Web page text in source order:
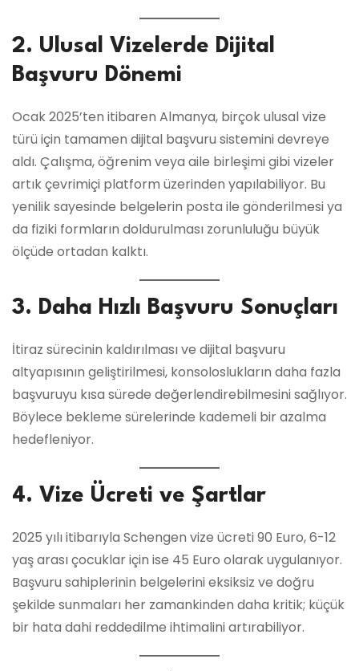
2. Ulusal Vizelerde Dijital
Başvuru Dönemi
Ocak 2025’ten itibaren Almanya, birçok ulusal vize
türü için tamamen dijital başvuru sistemini devreye
aldı. Çalışma, öğrenim veya aile birleşimi gibi vizeler
artık çevrimiçi platform üzerinden yapılabiliyor. Bu
yenilik sayesinde belgelerin posta ile gönderilmesi ya
da fiziki formların doldurulması zorunluluğu büyük
ölçüde ortadan kalktı.
3. Daha Hızlı Başvuru Sonuçları
İtiraz sürecinin kaldırılması ve dijital başvuru
altyapısının geliştirilmesi, konsoloslukların daha fazla
başvuruyu kısa sürede değerlendirebilmesini sağlıyor.
Böylece bekleme sürelerinde kademeli bir azalma
hedefleniyor.
4. Vize Ücreti ve Şartlar
2025 yılı itibarıyla Schengen vize ücreti 90 Euro, 6-12
yaş arası çocuklar için ise 45 Euro olarak uygulanıyor.
Başvuru sahiplerinin belgelerini eksiksiz ve doğru
şekilde sunmaları her zamankinden daha kritik; küçük
bir hata dahi reddedilme ihtimalini artırabiliyor.